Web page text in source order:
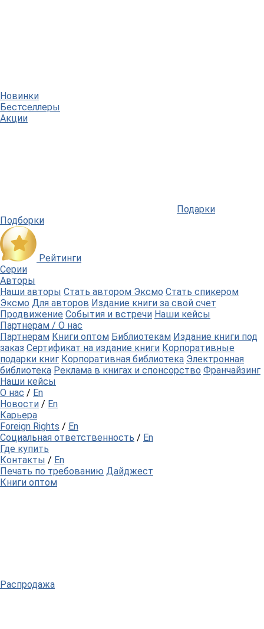
Новинки
Бестселлеры
Акции
Подарки
Подборки
Рейтинги
Серии
Авторы
Наши авторы Стать автором Эксмо Стать спикером
Эксмо Для авторов Издание книги за свой счет
Продвижение События и встречи Наши кейсы
Партнерам / О нас
Партнерам Книги оптом Библиотекам Издание книги под
заказ Сертификат на издание книги Корпоративные
подарки книг Корпоративная библиотека Электронная
библиотека Реклама в книгах и спонсорство Франчайзинг
Наши кейсы
О нас / En
Новости / En
Карьера
Foreign Rights / En
Социальная ответственность / En
Где купить
Контакты / En
Печать по требованию Дайджест
Книги оптом
Распродажа